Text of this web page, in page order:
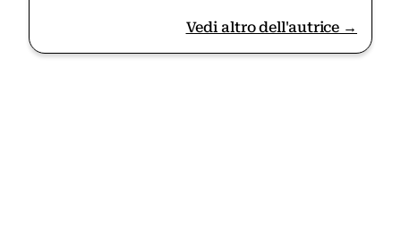
Vedi altro dell'autrice →